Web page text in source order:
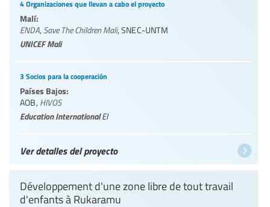
4 Organizaciones que llevan a cabo el proyecto
Malí:
ENDA, Save The Children Mali, SNEC-UNTM
UNICEF Mali
3 Socios para la cooperación
Países Bajos:
AOB, HIVOS
Education InternationalEI
Ver detalles del proyecto
Développement d'une zone libre de tout travail
d'enfants à Rukaramu